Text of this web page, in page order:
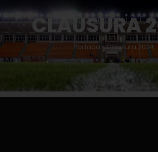
CLAUSURA
Portada »Clausura 2024